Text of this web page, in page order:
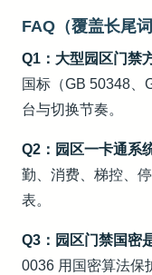
FAQ（覆盖长尾词
Q1：大型园区门禁
国标（GB 50348、
台与切换节奏。
Q2：园区一卡通系
勤、消费、梯控、
表。
Q3：园区门禁国密
0036 用国密算法保